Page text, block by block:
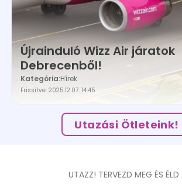
Újrainduló Wizz Air járatok
Debrecenből!
Kategória:Hírek
Frissítve: 2025.12.07. 14:45
Utazási Ötleteink!
UTAZZ! TERVEZD MEG ÉS